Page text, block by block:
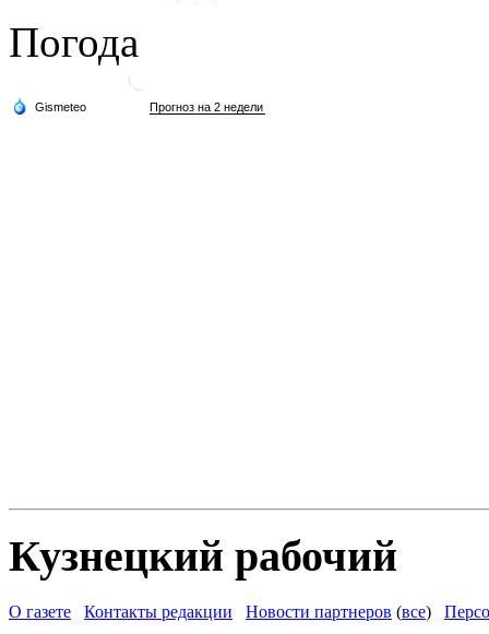
Погода
Кузнецкий рабочий
О газете Контакты редакции Новости партнеров (все)